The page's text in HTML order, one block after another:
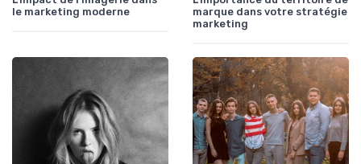
le marketing moderne
marque dans votre stratégie
marketing